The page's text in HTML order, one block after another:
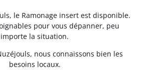
le Ramonage insert est disponible.
pour vous dépanner, peu
importe la situation.
nous connaissons bien les
besoins locaux.